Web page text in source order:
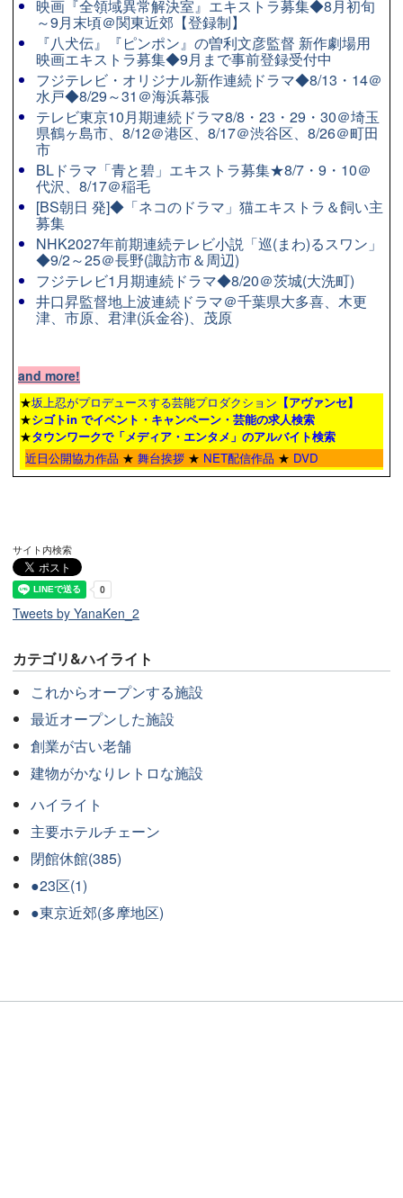
映画『全領域異常解決室』エキストラ募集◆8月初旬
～9月末頃＠関東近郊【登録制】
『八犬伝』『ピンポン』の曽利文彦監督 新作劇場用
映画エキストラ募集◆9月まで事前登録受付中
フジテレビ・オリジナル新作連続ドラマ◆8/13・14＠
水戸◆8/29～31＠海浜幕張
テレビ東京10月期連続ドラマ8/8・23・29・30＠埼玉
県鶴ヶ島市、8/12＠港区、8/17＠渋谷区、8/26＠町田
市
BLドラマ「青と碧」エキストラ募集★8/7・9・10＠
代沢、8/17＠稲毛
[BS朝日 発]◆「ネコのドラマ」猫エキストラ＆飼い主
募集
NHK2027年前期連続テレビ小説「巡(まわ)るスワン」
◆9/2～25＠長野(諏訪市＆周辺)
フジテレビ1月期連続ドラマ◆8/20＠茨城(大洗町)
井口昇監督地上波連続ドラマ＠千葉県大多喜、木更
津、市原、君津(浜金谷)、茂原
and more!
★坂上忍がプロデュースする芸能プロダクション 【アヴァンセ】
★シゴトin でイベント・キャンペーン・芸能の求人検索
★タウンワークで「メディア・エンタメ」のアルバイト検索
近日公開協力作品 ★ 舞台挨拶 ★ NET配信作品 ★ DVD
サイト内検索
Tweets by YanaKen_2
カテゴリ&ハイライト
これからオープンする施設
最近オープンした施設
創業が古い老舗
建物がかなりレトロな施設
ハイライト
主要ホテルチェーン
閉館休館(385)
●23区(1)
●東京近郊(多摩地区)